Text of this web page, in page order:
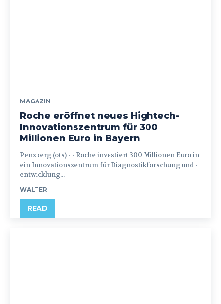
MAGAZIN
Roche eröffnet neues Hightech-
Innovationszentrum für 300
Millionen Euro in Bayern
Penzberg (ots) - - Roche investiert 300 Millionen Euro in
ein Innovationszentrum für Diagnostikforschung und -
entwicklung...
WALTER
READ